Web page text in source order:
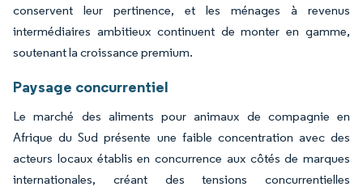
conservent leur pertinence, et les ménages à revenus
intermédiaires ambitieux continuent de monter en gamme,
soutenant la croissance premium.
Paysage concurrentiel
Le marché des aliments pour animaux de compagnie en
Afrique du Sud présente une faible concentration avec des
acteurs locaux établis en concurrence aux côtés de marques
internationales, créant des tensions concurrentielles